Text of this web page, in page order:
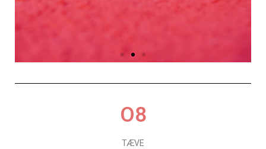
O8
TÆVE